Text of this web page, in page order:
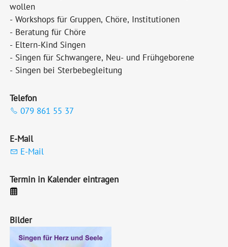
wollen
- Workshops für Gruppen, Chöre, Institutionen
- Beratung für Chöre
- Eltern-Kind Singen
- Singen für Schwangere, Neu- und Frühgeborene
- Singen bei Sterbebegleitung
Telefon
079 861 55 37
E-Mail
E-Mail
Termin in Kalender eintragen
Bilder